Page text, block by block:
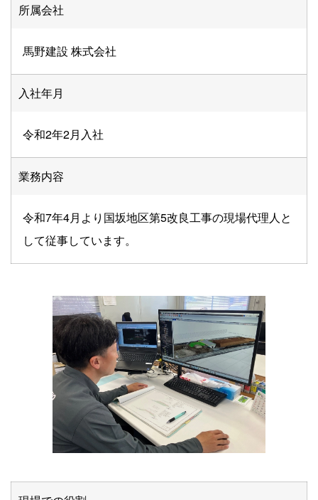
所属会社
馬野建設 株式会社
入社年月
令和2年2月入社
業務内容
令和7年4月より国坂地区第5改良工事の現場代理人と
して従事しています。